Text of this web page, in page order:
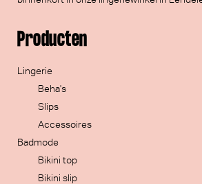
Producten
Lingerie
Beha's
Slips
Accessoires
Badmode
Bikini top
Bikini slip